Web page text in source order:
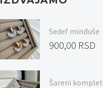
Sedef minđuše
900,00 RSD
Šareni komplet